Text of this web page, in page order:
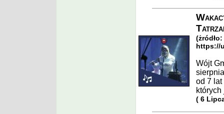
(żródło:
https://
Wójt
od 7 lat
których
( 6